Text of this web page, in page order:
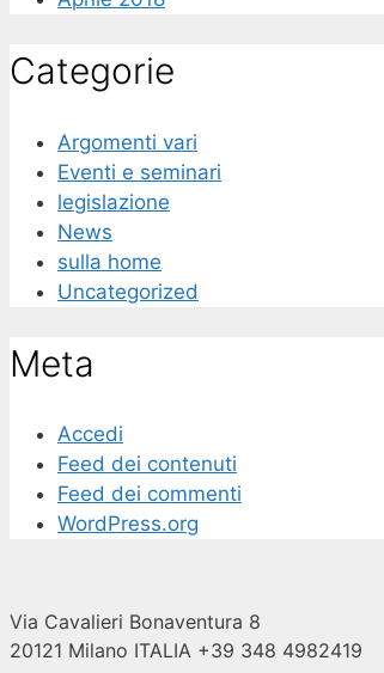
Categorie
Argomenti vari
Eventi e seminari
legislazione
News
sulla home
Uncategorized
Meta
Accedi
Feed dei contenuti
Feed dei commenti
WordPress.org
Via Cavalieri Bonaventura 8
20121 Milano ITALIA +39 348 4982419